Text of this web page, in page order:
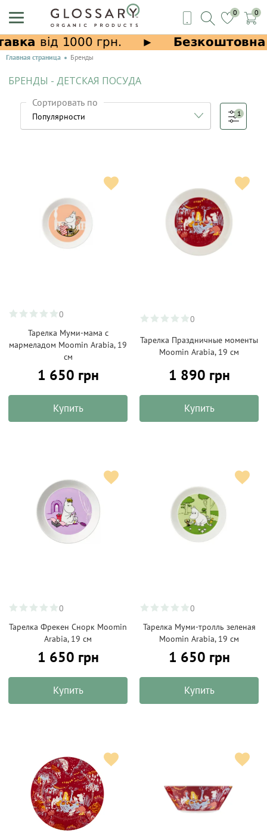
0 0
Главная страница Бренды
БРЕНДЫ - ДЕТСКАЯ ПОСУДА
Сортировать по
1
0
Тарелка Муми-мама с
мармеладом Moomin Arabia, 19
см
1 650 грн
Купить
0
Тарелка Праздничные моменты
Moomin Arabia, 19 см
1 890 грн
Купить
0
Тарелка Фрекен Снорк Moomin
Arabia, 19 см
1 650 грн
Купить
0
Тарелка Муми-тролль зеленая
Moomin Arabia, 19 см
1 650 грн
Купить